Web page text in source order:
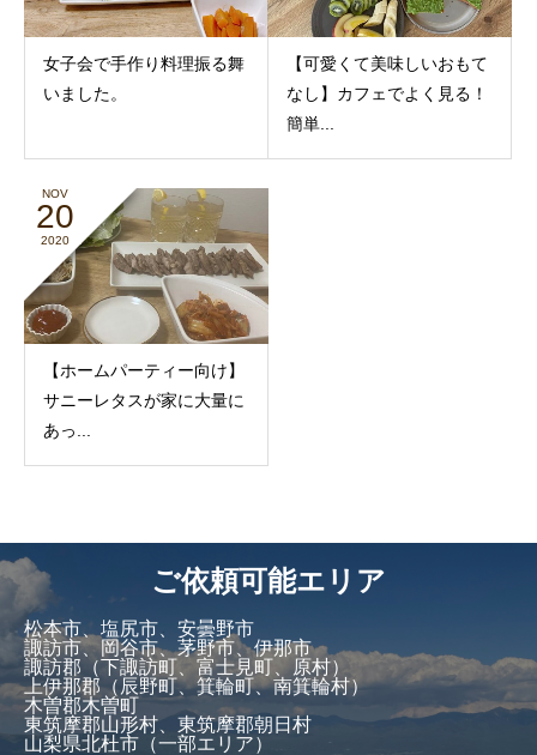
女子会で手作り料理振る舞
いました。
【可愛くて美味しいおもて
なし】カフェでよく見る！
簡単...
NOV
20
2020
【ホームパーティー向け】
サニーレタスが家に大量に
あっ...
ご依頼可能エリア
松本市、塩尻市、安曇野市
諏訪市、岡谷市、茅野市、伊那市
諏訪郡（下諏訪町、富士見町、原村）
上伊那郡（辰野町、箕輪町、南箕輪村）
木曽郡木曽町
東筑摩郡山形村、東筑摩郡朝日村
山梨県北杜市（一部エリア）